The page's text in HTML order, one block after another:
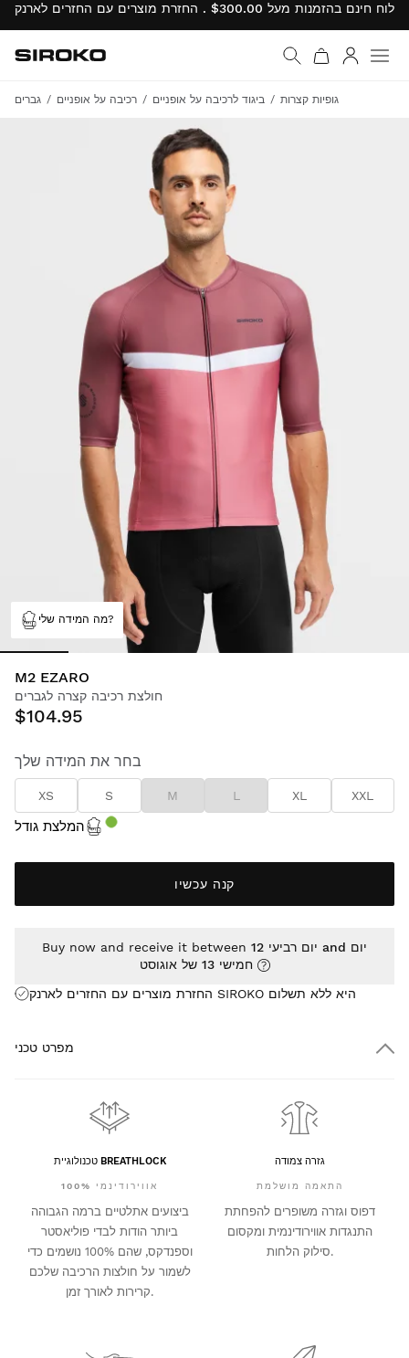
עבור לדף הבית
Siroko.com
גברים רכיבה על אופניים ביגוד לרכיבה על אופניים גופיות קצרות
מה המידה שלי?
M2 EZARO
חולצת רכיבה קצרה לגברים
$104.95
בחר את המידה שלך
XS S M L XL XXL
המלצת גודל
קנה עכשיו
החזרת מוצרים עם החזרים לארנק SIROKO היא ללא תשלום
Buy now and receive it between יום רביעי 12 and יום
חמישי 13 של אוגוסט
מפרט טכני
טכנולוגיית BREATHLOCK
100% אווירודינמי
ביצועים אתלטיים ברמה הגבוהה
ביותר הודות לבדי פוליאסטר
וספנדקס, שהם 100% נושמים כדי
לשמור על חולצות הרכיבה שלכם
קרירות לאורך זמן.
גזרה צמודה
התאמה מושלמת
דפוס וגזרה משופרים להפחתת
התנגדות אווירודינמית ומקסום
סילוק הלחות.